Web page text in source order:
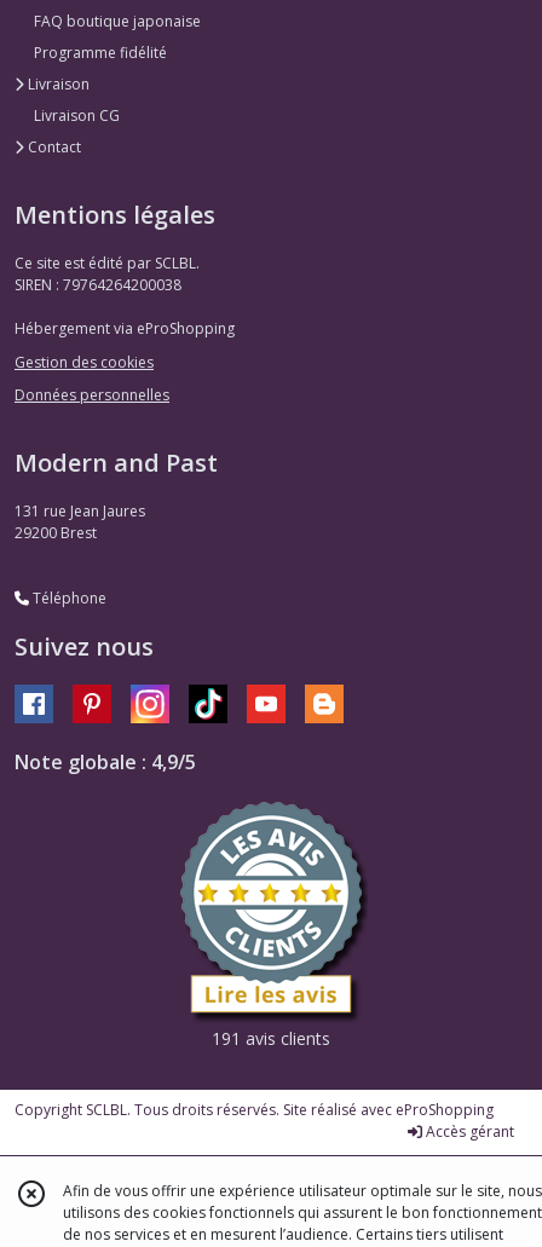
FAQ boutique japonaise
Programme fidélité
Livraison
Livraison CG
Contact
Mentions légales
Ce site est édité par SCLBL.
SIREN : 79764264200038
Hébergement via eProShopping
Gestion des cookies
Données personnelles
Modern and Past
131 rue Jean Jaures
29200 Brest
Téléphone
Suivez nous
Note globale : 4,9/5
191 avis clients
Copyright SCLBL. Tous droits réservés. Site réalisé avec eProShopping
Accès gérant
Afin de vous offrir une expérience utilisateur optimale sur le site, nous
utilisons des cookies fonctionnels qui assurent le bon fonctionnement
de nos services et en mesurent l’audience. Certains tiers utilisent